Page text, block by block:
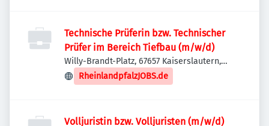
Technische Prüferin bzw. Technischer
Prüfer im Bereich Tiefbau (m/w/d)
Willy-Brandt-Platz, 67657 Kaiserslautern,
Deutschland
RheinlandpfalzJOBS.de
Volljuristin bzw. Volljuristen (m/w/d)